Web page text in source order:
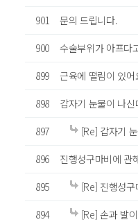
901
문의 드립니다.
900
수술부위가 아프다
899
근육에 떨림이 있어
898
갑자기 눈물이 나
897
[Re] 갑자기
896
진행성구마비에 관
895
[Re] 진행성
894
[Re] 손과 발